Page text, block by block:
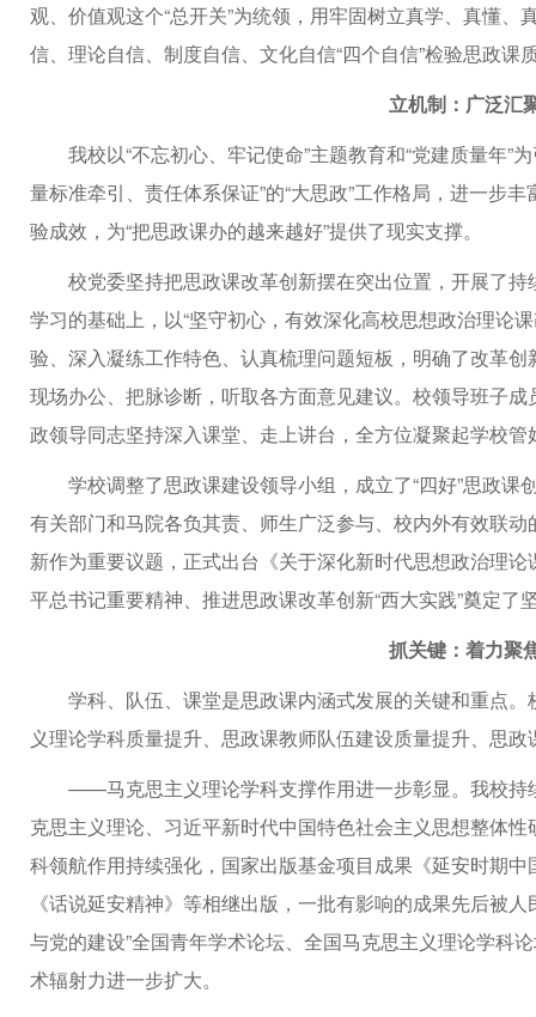
观、价值观这个“总开关”为统领，用牢固树立真学、真懂、
信、理论自信、制度自信、文化自信“四个自信”检验思政课
立机制：广泛汇
我校以“不忘初心、牢记使命”主题教育和“党建质量年
量标准牵引、责任体系保证”的“大思政”工作格局，进一步
验成效，为“把思政课办的越来越好”提供了现实支撑。
校党委坚持把思政课改革创新摆在突出位置，开展了
学习的基础上，以“坚守初心，有效深化高校思想政治理论
验、深入凝练工作特色、认真梳理问题短板，明确了改革
现场办公、把脉诊断，听取各方面意见建议。校领导班子
政领导同志坚持深入课堂、走上讲台，全方位凝聚起学校
学校调整了思政课建设领导小组，成立了“四好”思政
有关部门和马院各负其责、师生广泛参与、校内外有效联
新作为重要议题，正式出台《关于深化新时代思想政治理
平总书记重要精神、推进思政课改革创新“西大实践”奠定了
抓关键：着力聚
学科、队伍、课堂是思政课内涵式发展的关键和重点
义理论学科质量提升、思政课教师队伍建设质量提升、思
——马克思主义理论学科支撑作用进一步彰显。我校持
克思主义理论、习近平新时代中国特色社会主义思想整体
科领航作用持续强化，国家出版基金项目成果《延安时期
《话说延安精神》等相继出版，一批有影响的成果先后被
与党的建设”全国青年学术论坛、全国马克思主义理论学科
术辐射力进一步扩大。